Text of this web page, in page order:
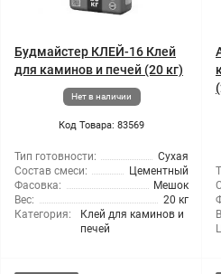
Будмайстер КЛЕЙ-16 Клей
для каминов и печей (20 кг)
Нет в наличии
Код Товара: 83569
Тип готовности:
Сухая
Состав смеси:
Цементный
Фасовка:
Мешок
Вес:
20 кг
Категория:
Клей для каминов и
печей